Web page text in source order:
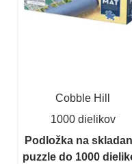
Cobble Hill
1000 dielikov
Podložka na
puzzle do 1000